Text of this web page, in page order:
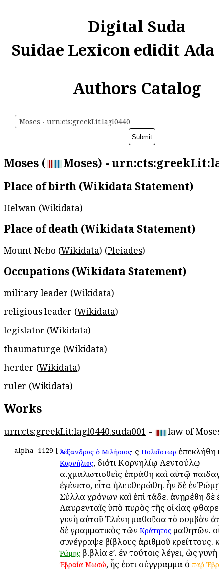
Digital Suda
Suidae Lexicon edidit
Authors Catalog
Moses - urn:cts:greekLit:lagl0440
Moses ( Moses) -
Place of birth (Wikidata Statement)
Helwan (Wikidata)
Place of death (Wikidata Statement)
Mount Nebo (Wikidata) (Pleiades)
Occupations (Wikidata Statement)
military leader (Wikidata)
religious leader (Wikidata)
legislator (Wikidata)
thaumaturge (Wikidata)
herder (Wikidata)
ruler (Wikidata)
Works
urn:cts:greekLit:lagl0440.suda001 - law of
alpha 1129 [ Ἀλέξανδρος ὁ Μιλήσιος· ὃς Πολυΐστωρ ἐπεκλήθη
Κορνήλιος, διότι Κορνηλίῳ Λεντούλῳ
αἰχμαλωτισθεὶς ἐπράθη καὶ αὐτῷ
ἐγένετο, εἶτα ἠλευθερώθη. ἦν δὲ ἐν
Σύλλα χρόνων καὶ ἐπὶ τάδε. ἀνῃρέθη δὲ
Λαυρενταῖς ὑπὸ πυρὸς τῆς οἰκίας
γυνὴ αὐτοῦ Ἑλένη μαθοῦσα τὸ συμβὰν
δὲ γραμματικὸς τῶν Κράτητος μαθητῶν.
συνέγραψε βίβλους ἀριθμοῦ κρείττους.
Ῥώμης βιβλία εʹ. ἐν τούτοις λέγει, ὡς
Ἐβραία Μωσώ, ἧς ἐστι σύγγραμμα ὁ παῤ